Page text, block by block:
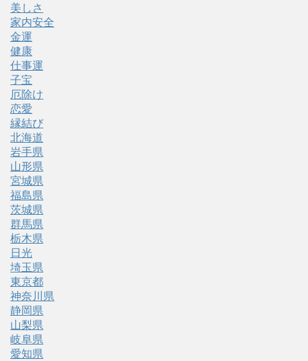
美しさ
家内安全
金運
健康
仕事運
子宝
厄除け
恋愛
縁結び
北海道
岩手県
山形県
宮城県
福島県
茨城県
群馬県
栃木県
日光
埼玉県
東京都
神奈川県
静岡県
山梨県
岐阜県
愛知県